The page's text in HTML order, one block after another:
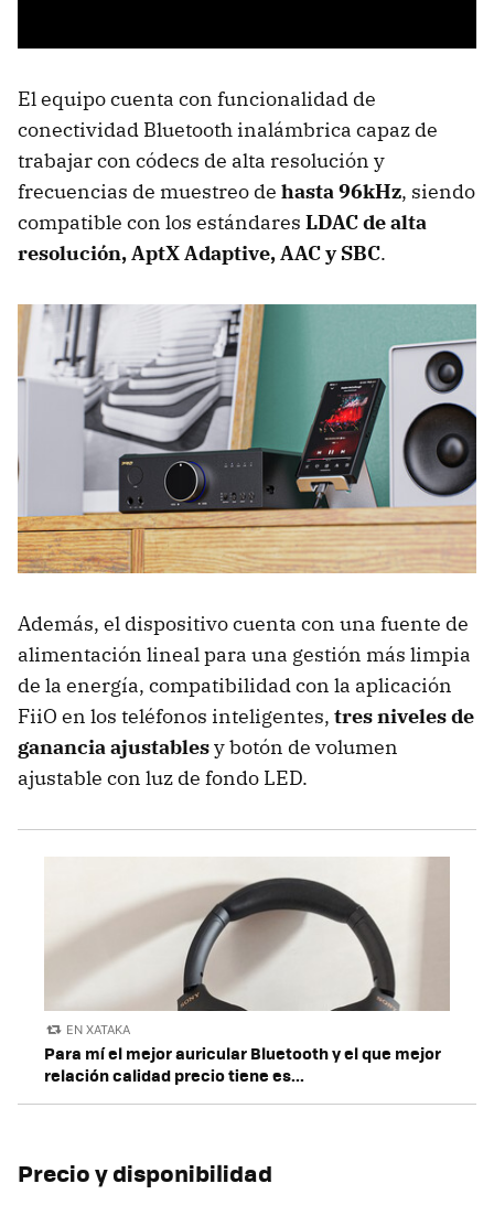
El equipo cuenta con funcionalidad de
conectividad Bluetooth inalámbrica capaz de
trabajar con códecs de alta resolución y
frecuencias de muestreo de hasta 96kHz, siendo
compatible con los estándares LDAC de alta
resolución, AptX Adaptive, AAC y SBC.
Además, el dispositivo cuenta con una fuente de
alimentación lineal para una gestión más limpia
de la energía, compatibilidad con la aplicación
FiiO en los teléfonos inteligentes, tres niveles de
ganancia ajustablesy botón de volumen
ajustable con luz de fondo LED.
EN XATAKA
Para mí el mejor auricular Bluetooth y el que mejor
relación calidad precio tiene es...
Precio y disponibilidad